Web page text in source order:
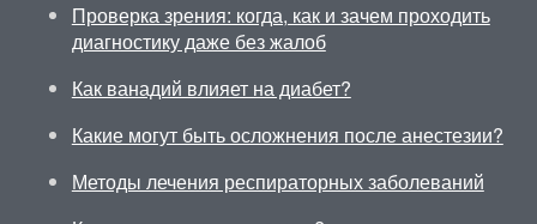
Проверка зрения: когда, как и зачем проходить
диагностику даже без жалоб
Как ванадий влияет на диабет?
Какие могут быть осложнения после анестезии?
Методы лечения респираторных заболеваний